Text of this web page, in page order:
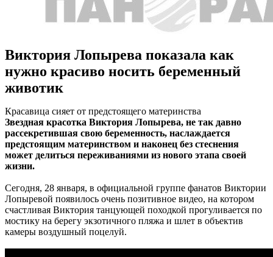
Виктория Лопырева показала как
нужно красиво носить беременный
животик
Красавица сияет от предстоящего материнства
Звездная красотка Виктория Лопырева, не так давно
рассекретившая свою беременность, наслаждается
предстоящим материнством и наконец без стеснения
может делиться переживаниями из нового этапа своей
жизни.
Сегодня, 28 января, в официальной группе фанатов Виктории
Лопыревой появилось очень позитивное видео, на котором
счастливая Виктория танцующей походкой прогуливается по
мостику на берегу экзотичного пляжа и шлет в объектив
камеры воздушный поцелуй.